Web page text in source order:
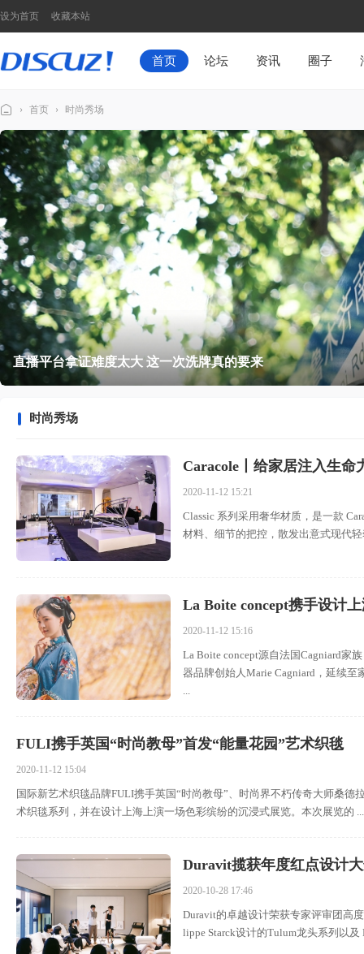
设为首页 收藏本站
首页 论坛 资讯 圈子
Di
sc
u
z!
N
7
模
板
示
站
› 首页 › 时尚秀场
直播平台拿证难度太大 这一次洗牌真的要来
时尚秀场
Caracole丨给家居注入生
2020-11-12 15:21
Classic 系列采用奢华材质，是一款
材料、细节的把控，散发出意式现代
La Boite concept携手设计
2020-11-12 15:16
La Boite concept源自法国Cagniard家
器品牌创始人Marie Cagniard，延续至
...
FULI携手英国“时尚教母”首发“能量花园”艺术织毯
2020-11-12 15:04
国际新艺术织毯品牌FULI携手英国“时尚教母”、时尚界不朽传奇大师桑德
术织毯系列，并在设计上海上演一场色彩缤纷的沉浸式展览。本次展览的 ...
Duravit揽获年度红点设计
2020-10-28 17:46
Duravit的卓越设计荣获专家评审团高
lippe Starck设计的Tulum龙头系列以